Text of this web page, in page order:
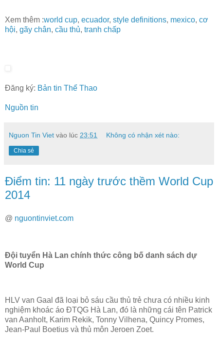
Xem thêm :world cup, ecuador, style definitions, mexico, cơ
hội, gãy chân, cầu thủ, tranh chấp
Đăng ký: Bản tin Thể Thao
Nguồn tin
Nguon Tin Viet vào lúc 23:51 Không có nhận xét nào:
Chia sẻ
Điểm tin: 11 ngày trước thềm World Cup
2014
@ nguontinviet.com
Đội tuyển Hà Lan chính thức công bố danh sách dự
World Cup
HLV van Gaal đã loại bỏ sáu cầu thủ trẻ chưa có nhiều kinh
nghiệm khoác áo ĐTQG Hà Lan, đó là những cái tên Patrick
van Aanholt, Karim Rekik, Tonny Vilhena, Quincy Promes,
Jean-Paul Boetius và thủ môn Jeroen Zoet.